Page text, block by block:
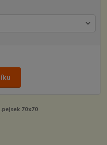
70x70